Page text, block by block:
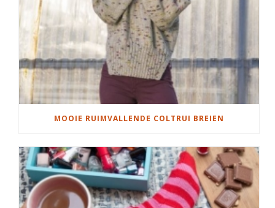
MOOIE RUIMVALLENDE COLTRUI BREIEN